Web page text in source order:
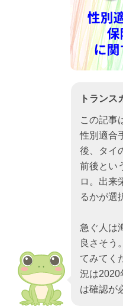
トランス
この記事
性別適合
後、タイ
前後とい
ロ。出来
るかが選
急ぐ人は
良さそう
てみてく
況は2020
は確認が